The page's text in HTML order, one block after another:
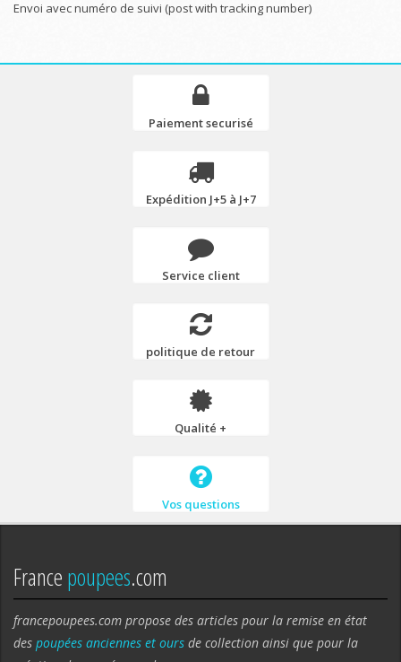
Envoi avec numéro de suivi (post with tracking number)
Paiement securisé
Expédition J+5 à J+7
Service client
politique de retour
Qualité +
Vos questions
Francepoupees.com
francepoupees.com propose des articles pour la remise en état
des poupées anciennes et ours de collection ainsi que pour la